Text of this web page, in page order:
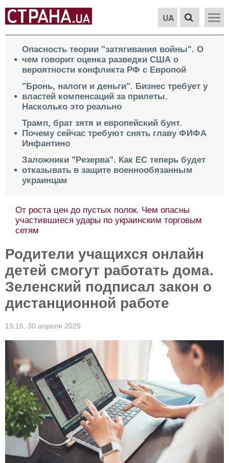
UA
Опасность теории "затягивания войны". О
чем говорит оценка разведки США о
вероятности конфликта РФ с Европой
"Бронь, налоги и деньги". Бизнес требует у
властей компенсаций за прилеты.
Насколько это реально
Трамп, брат зятя и европейский бунт.
Почему сейчас требуют снять главу ФИФА
Инфантино
Заложники "Резерва". Как ЕС теперь будет
отказывать в защите военнообязанным
украинцам
От роста цен до пустых полок. Чем опасны
участившиеся удары по украинским торговым
сетям
Родители учащихся онлайн
детей смогут работать дома.
Зеленский подписал закон о
дистанционной работе
19:16, 30 апреля 2025